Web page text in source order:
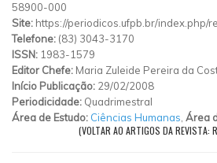
58900-000
Site: https://periodicos.ufpb.br/index.php/
Telefone: (83) 3043-3170
ISSN: 1983-1579
Editor Chefe: Maria Zuleide Pereira da
Início Publicação: 29/02/2008
Periodicidade: Quadrimestral
Área de Estudo: Ciências Humanas Área
(VOLTAR AO ARTIGOS DA REVISTA: